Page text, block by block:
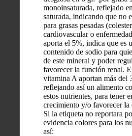
monoinsaturada, reflejado
saturada, indicando que no
para grasas pesadas
cardiovascular o
aporta el 5%, indica que es
contenido de sodio para
de este mineral y poder
favorecer la función renal.
vitamina A aportan más del
reflejando así un alimento
estos nutrientes, para tener
crecimiento y/o favorecer la
Si la etiqueta no reportara
evidencia colores para los
así: